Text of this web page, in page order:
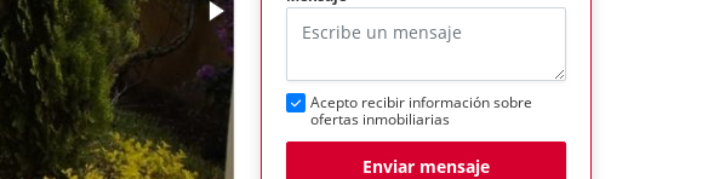
Acepto recibir información sobre
ofertas inmobiliarias
Enviar mensaje